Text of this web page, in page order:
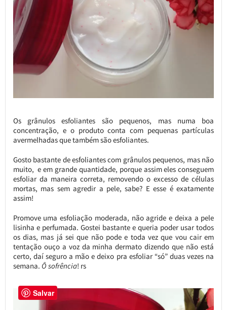
Os grânulos esfoliantes são pequenos, mas numa boa
concentração, e o produto conta com pequenas partículas
avermelhadas que também são esfoliantes.
Gosto bastante de esfoliantes com grânulos pequenos, mas não
muito, e em grande quantidade, porque assim eles conseguem
esfoliar da maneira correta, removendo o excesso de células
mortas, mas sem agredir a pele, sabe? E esse é exatamente
assim!
Promove uma esfoliação moderada, não agride e deixa a pele
lisinha e perfumada. Gostei bastante e queria poder usar todos
os dias, mas já sei que não pode e toda vez que vou cair em
tentação ouço a voz da minha dermato dizendo que não está
certo, daí seguro a mão e deixo pra esfoliar “só” duas vezes na
semana. Ô sofrência! rs
Salvar